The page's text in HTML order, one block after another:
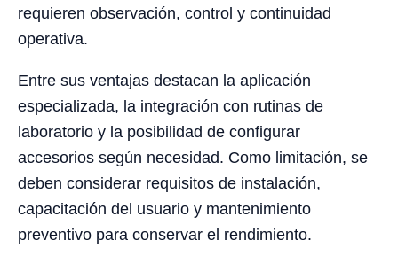
requieren observación, control y continuidad
operativa.
Entre sus ventajas destacan la aplicación
especializada, la integración con rutinas de
laboratorio y la posibilidad de configurar
accesorios según necesidad. Como limitación, se
deben considerar requisitos de instalación,
capacitación del usuario y mantenimiento
preventivo para conservar el rendimiento.